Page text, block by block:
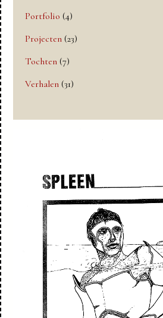
Portfolio (4)
Projecten (23)
Tochten (7)
Verhalen (31)